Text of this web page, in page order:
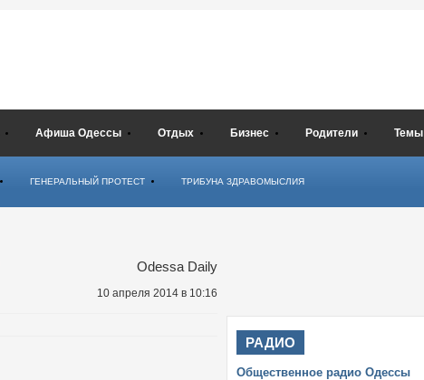
Афиша Одессы Отдых Бизнес Родители Темы
ГЕНЕРАЛЬНЫЙ ПРОТЕСТ ТРИБУНА ЗДРАВОМЫСЛИЯ
Odessa Daily
10 апреля 2014 в 10:16
РАДИО
Общественное радио Одессы